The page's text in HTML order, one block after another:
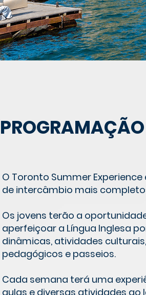
PROGRAMAÇÃO
O Toronto Summer
de intercâmbio mais
Os jovens terão a
aperfeiçoar a Língua Inglesa
dinâmicas, atividades
pedagógicos e passeios.
Cada semana terá uma
aulas e diversas atividades ao